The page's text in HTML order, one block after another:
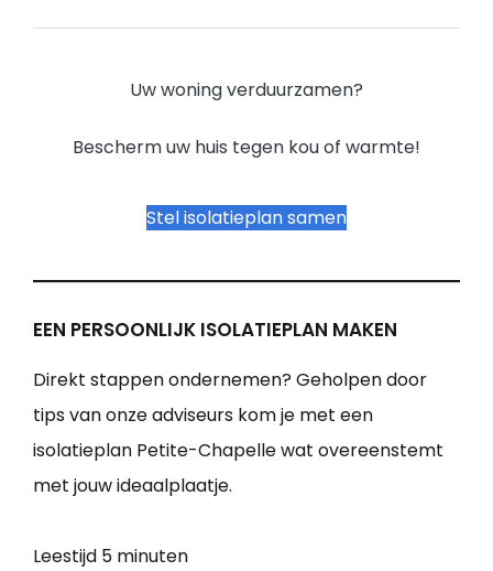
Uw woning verduurzamen?
Bescherm uw huis tegen kou of warmte!
Stel isolatieplan samen
EEN PERSOONLIJK ISOLATIEPLAN MAKEN
Direkt stappen ondernemen? Geholpen door
tips van onze adviseurs kom je met een
isolatieplan Petite-Chapelle wat overeenstemt
met jouw ideaalplaatje.
Leestijd 5 minuten